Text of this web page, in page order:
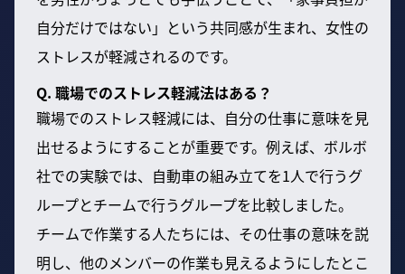
自分だけではない」という共同感が生まれ、女性の
ストレスが軽減されるのです。
Q. 職場でのストレス軽減法はある？
職場でのストレス軽減には、自分の仕事に意味を見
出せるようにすることが重要です。例えば、ボルボ
社での実験では、自動車の組み立てを1人で行うグ
ループとチームで行うグループを比較しました。
チームで作業する人たちには、その仕事の意味を説
明し、他のメンバーの作業も見えるようにしたとこ